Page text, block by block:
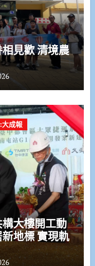
見歡 清境農
成報
大樓開工動
地標 實現軌